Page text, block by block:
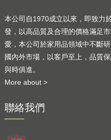
本公司自1970成立以來，即致力
發，以高品質及合理的價格滿足
愛，本公司於家用品領域中不斷
國內外市場，以客戶至上，品質
與時俱進。
More about >
聯絡我們